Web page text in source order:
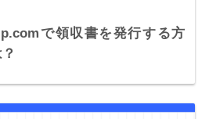
で領収書を発行する方